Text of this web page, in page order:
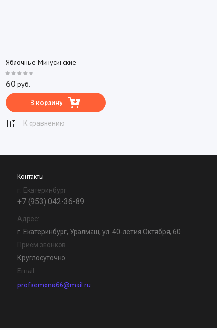
Яблочные Минусинские
60 руб.
В корзину
К сравнению
Контакты
г. Екатеринбург
+7 (953) 042-36-89
Адрес:
г. Екатеринбург, Уралмаш, ул. 40-летия Октября, 60
Прием звонков
Круглосуточно
Email:
profsemena66@mail.ru